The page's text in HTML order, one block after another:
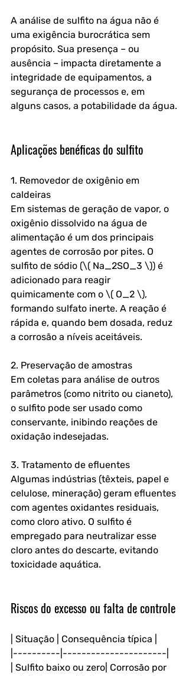
A análise de sulfito na água não é
uma exigência burocrática sem
propósito. Sua presença – ou
ausência – impacta diretamente a
integridade de equipamentos, a
segurança de processos e, em
alguns casos, a potabilidade da água.
Aplicações benéficas do sulfito
1. Removedor de oxigênio em
caldeiras
Em sistemas de geração de vapor, o
oxigênio dissolvido na água de
alimentação é um dos principais
agentes de corrosão por pites. O
sulfito de sódio (\( Na_2SO_3 \)) é
adicionado para reagir
quimicamente com o \( O_2 \),
formando sulfato inerte. A reação é
rápida e, quando bem dosada, reduz
a corrosão a níveis aceitáveis.
2. Preservação de amostras
Em coletas para análise de outros
parâmetros (como nitrito ou cianeto),
o sulfito pode ser usado como
conservante, inibindo reações de
oxidação indesejadas.
3. Tratamento de efluentes
Algumas indústrias (têxteis, papel e
celulose, mineração) geram efluentes
com agentes oxidantes residuais,
como cloro ativo. O sulfito é
empregado para neutralizar esse
cloro antes do descarte, evitando
toxicidade aquática.
Riscos do excesso ou falta de controle
| Situação | Consequência típica |
|----------|----------------------|
| Sulfito baixo ou zero| Corrosão por